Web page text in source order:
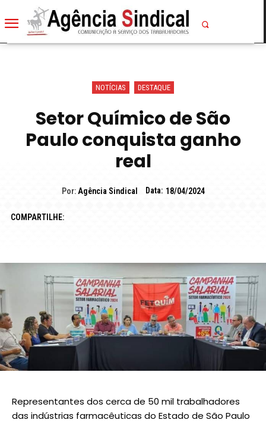
NOTÍCIAS DESTAQUE
Setor Químico de São
Paulo conquista ganho
real
Por: Agência Sindical Data: 18/04/2024
COMPARTILHE:
Representantes dos cerca de 50 mil trabalhadores
das indústrias farmacêuticas do Estado de São Paulo